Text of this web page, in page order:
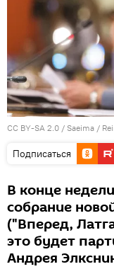
CC BY-SA 2.0 / Saeima /
Подписаться
В конце
собрание
("Вперед,
это будет
Андрея